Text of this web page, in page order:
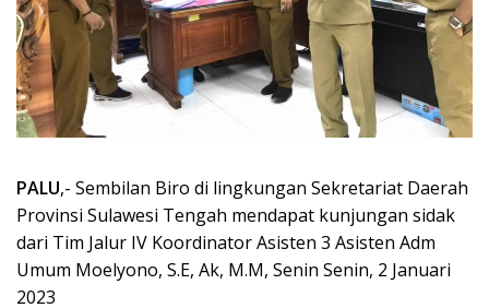
PALU,- Sembilan Biro di lingkungan Sekretariat Daerah
Provinsi Sulawesi Tengah mendapat kunjungan sidak
dari Tim Jalur IV Koordinator Asisten 3 Asisten Adm
Umum Moelyono, S.E, Ak, M.M, Senin Senin, 2 Januari
2023